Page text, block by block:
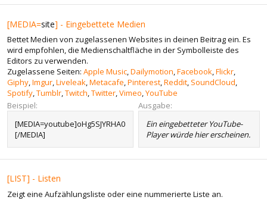
[MEDIA=site] - Eingebettete Medien
Bettet Medien von zugelassenen Websites in deinen Beitrag ein. Es
wird empfohlen, die Medienschaltfläche in der Symbolleiste des
Editors zu verwenden.
Zugelassene Seiten: Apple Music,Dailymotion,Facebook,Flickr,
Giphy,Imgur,Liveleak,Metacafe,Pinterest,Reddit, SoundCloud,
Spotify,Tumblr,Twitch,Twitter,Vimeo,YouTube
Beispiel:
[MEDIA=youtube]oHg5SJYRHA0
[/MEDIA]
Ausgabe:
Ein eingebetteter YouTube-
Player würde hier erscheinen.
[LIST] - Listen
Zeigt eine Aufzählungsliste oder eine nummerierte Liste an.